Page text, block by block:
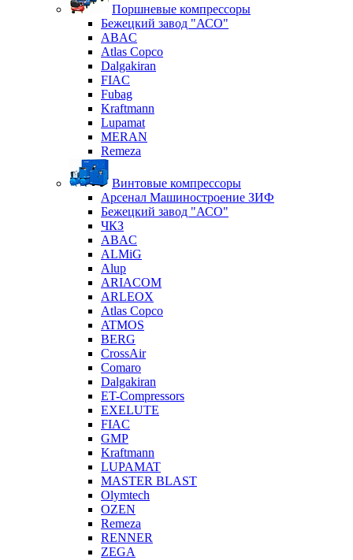
Поршневые компрессоры
Бежецкий завод "АСО"
ABAC
Atlas Copco
Dalgakiran
FIAC
Fubag
Kraftmann
Lupamat
MERAN
Remeza
Винтовые компрессоры
Арсенал Машиностроение ЗИФ
Бежецкий завод "АСО"
ЧКЗ
ABAC
ALMiG
Alup
ARIACOM
ARLEOX
Atlas Copco
ATMOS
BERG
CrossAir
Comaro
Dalgakiran
ET-Compressors
EXELUTE
FIAC
GMP
Kraftmann
LUPAMAT
MASTER BLAST
Olymtech
OZEN
Remeza
RENNER
ZEGA